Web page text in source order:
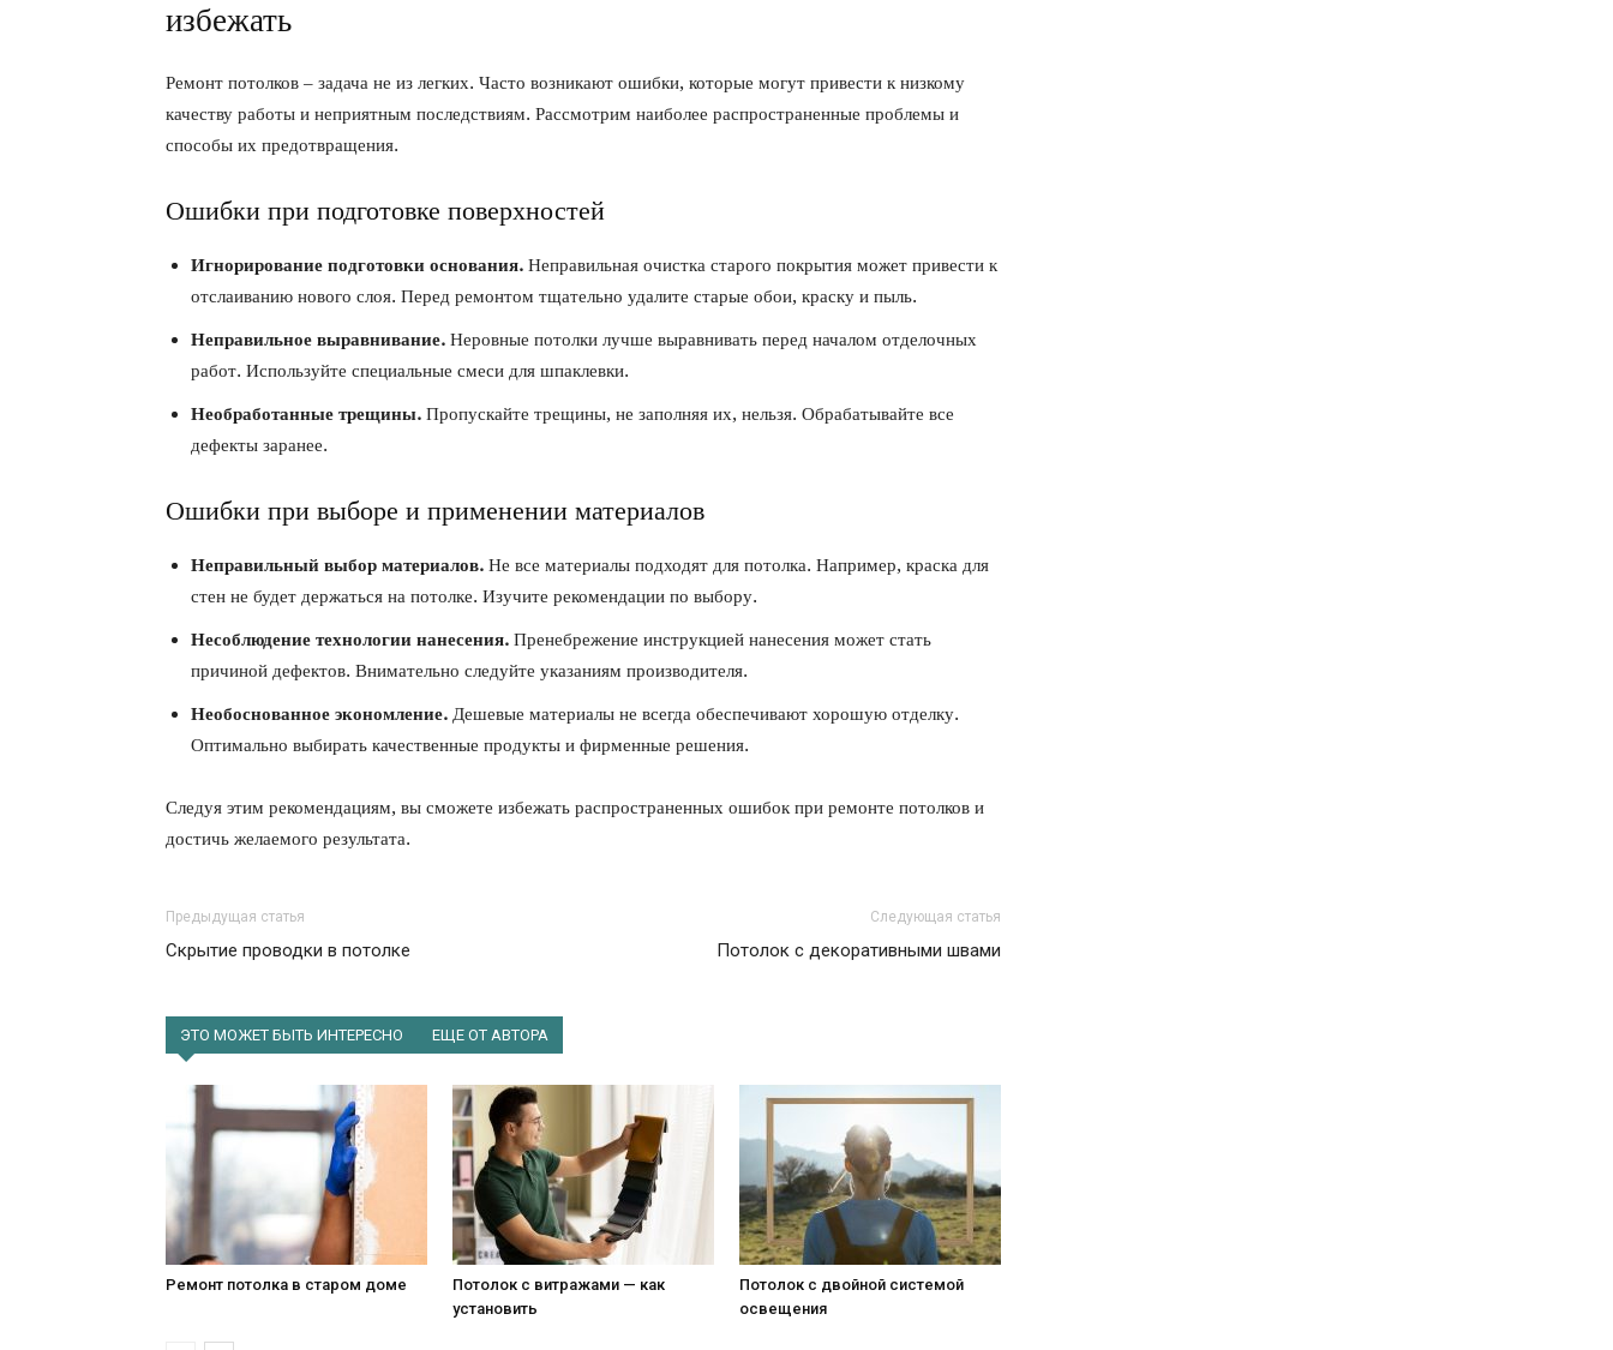
избежать
Ремонт потолков – задача не из легких. Часто возникают ошибки, которые могут привести к низкому
качеству работы и неприятным последствиям. Рассмотрим наиболее распространенные проблемы и
способы их предотвращения.
Ошибки при подготовке поверхностей
Игнорирование подготовки основания. Неправильная очистка старого покрытия может привести к
отслаиванию нового слоя. Перед ремонтом тщательно удалите старые обои, краску и пыль.
Неправильное выравнивание. Неровные потолки лучше выравнивать перед началом отделочных
работ. Используйте специальные смеси для шпаклевки.
Необработанные трещины. Пропускайте трещины, не заполняя их, нельзя. Обрабатывайте все
дефекты заранее.
Ошибки при выборе и применении материалов
Неправильный выбор материалов. Не все материалы подходят для потолка. Например, краска для
стен не будет держаться на потолке. Изучите рекомендации по выбору.
Несоблюдение технологии нанесения. Пренебрежение инструкцией нанесения может стать
причиной дефектов. Внимательно следуйте указаниям производителя.
Необоснованное экономление. Дешевые материалы не всегда обеспечивают хорошую отделку.
Оптимально выбирать качественные продукты и фирменные решения.
Следуя этим рекомендациям, вы сможете избежать распространенных ошибок при ремонте потолков и
достичь желаемого результата.
Предыдущая статья
Скрытие проводки в потолке
Следующая статья
Потолок с декоративными швами
ЭТО МОЖЕТ БЫТЬ ИНТЕРЕСНО ЕЩЕ ОТ АВТОРА
Ремонт потолка в старом доме
Потолок с витражами — как
установить
Потолок с двойной системой
освещения